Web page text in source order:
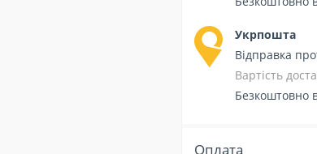
Укрпошта
Відправка
Вартість
Безкоштовно
Оплата